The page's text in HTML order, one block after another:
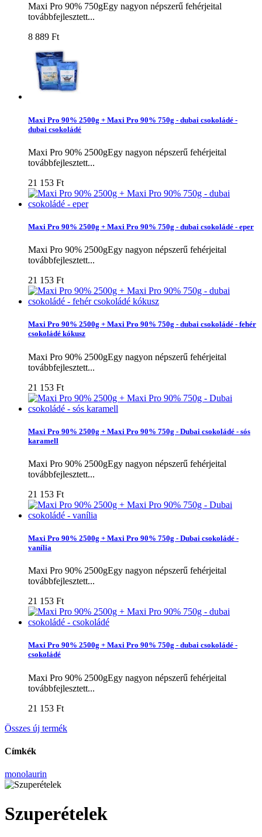
Maxi Pro 90% 750gEgy nagyon népszerű fehérjeital
továbbfejlesztett...
8 889 Ft‎
Maxi Pro 90% 2500g + Maxi Pro 90% 750g - dubai csokoládé -
dubai csokoládé
Maxi Pro 90% 2500gEgy nagyon népszerű fehérjeital
továbbfejlesztett...
21 153 Ft‎
Maxi Pro 90% 2500g + Maxi Pro 90% 750g - dubai csokoládé - eper
Maxi Pro 90% 2500gEgy nagyon népszerű fehérjeital
továbbfejlesztett...
21 153 Ft‎
Maxi Pro 90% 2500g + Maxi Pro 90% 750g - dubai csokoládé - fehér
csokoládé kókusz
Maxi Pro 90% 2500gEgy nagyon népszerű fehérjeital
továbbfejlesztett...
21 153 Ft‎
Maxi Pro 90% 2500g + Maxi Pro 90% 750g - Dubai csokoládé - sós
karamell
Maxi Pro 90% 2500gEgy nagyon népszerű fehérjeital
továbbfejlesztett...
21 153 Ft‎
Maxi Pro 90% 2500g + Maxi Pro 90% 750g - Dubai csokoládé -
vanília
Maxi Pro 90% 2500gEgy nagyon népszerű fehérjeital
továbbfejlesztett...
21 153 Ft‎
Maxi Pro 90% 2500g + Maxi Pro 90% 750g - dubai csokoládé -
csokoládé
Maxi Pro 90% 2500gEgy nagyon népszerű fehérjeital
továbbfejlesztett...
21 153 Ft‎
Összes új termék
Címkék
monolaurin
Szuperételek